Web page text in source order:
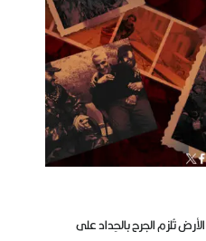
تُلزم الجرح بالحِداد على